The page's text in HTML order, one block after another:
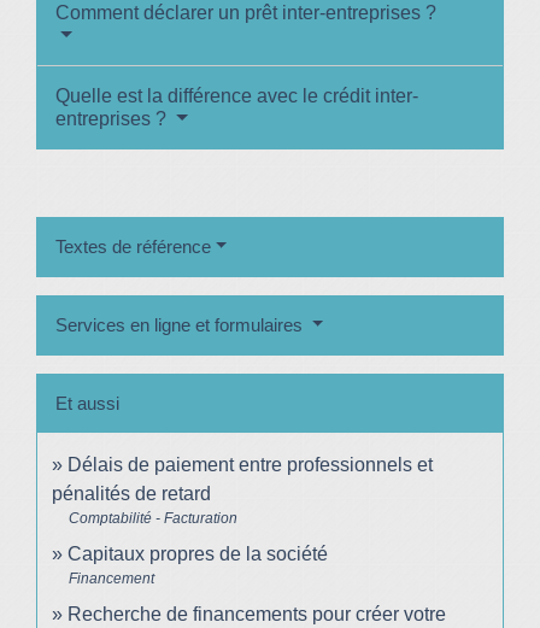
Comment déclarer un prêt inter-entreprises ?
Quelle est la différence avec le crédit inter-
entreprises ?
Textes de référence
Services en ligne et formulaires
Et aussi
Délais de paiement entre professionnels et
pénalités de retard
Comptabilité - Facturation
Capitaux propres de la société
Financement
Recherche de financements pour créer votre